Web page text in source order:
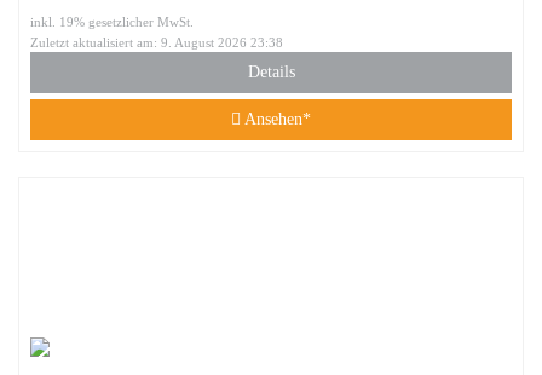
inkl. 19% gesetzlicher MwSt.
Zuletzt aktualisiert am: 9. August 2026 23:38
Details
Ansehen*